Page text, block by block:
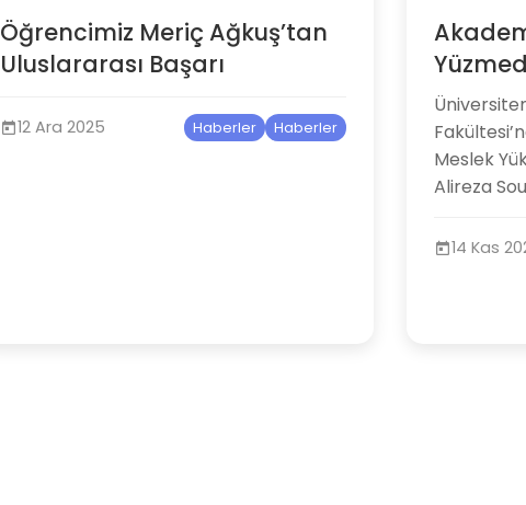
Öğrencimiz Meriç Ağkuş’tan
Uluslararası Başarı
12 Ara 2025 Haberler Haberler
Meslek
Alireza
14 Kas